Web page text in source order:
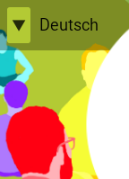
Skip
to
content
▼
Deutsch
English
Einfache
TransInterQueer